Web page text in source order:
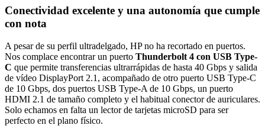
Conectividad excelente y una autonomía que cumple
con nota
A pesar de su perfil ultradelgado, HP no ha recortado en puertos.
Nos complace encontrar un puerto Thunderbolt 4 con USB Type-
C que permite transferencias ultrarrápidas de hasta 40 Gbps y salida
de vídeo DisplayPort 2.1, acompañado de otro puerto USB Type-C
de 10 Gbps, dos puertos USB Type-A de 10 Gbps, un puerto
HDMI 2.1 de tamaño completo y el habitual conector de auriculares.
Solo echamos en falta un lector de tarjetas microSD para ser
perfecto en el plano físico.